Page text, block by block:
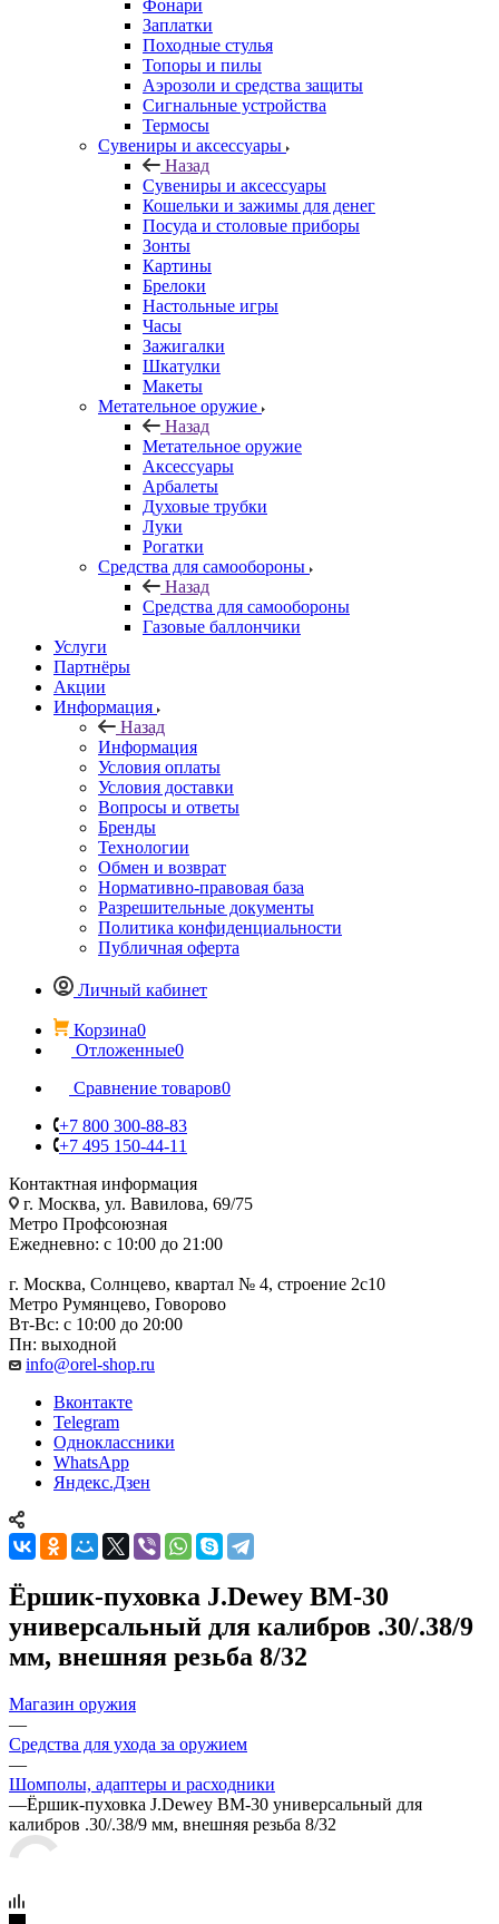
Фонари
Заплатки
Походные стулья
Топоры и пилы
Аэрозоли и средства защиты
Сигнальные устройства
Термосы
Сувениры и аксессуары
Назад
Сувениры и аксессуары
Кошельки и зажимы для денег
Посуда и столовые приборы
Зонты
Картины
Брелоки
Настольные игры
Часы
Зажигалки
Шкатулки
Макеты
Метательное оружие
Назад
Метательное оружие
Аксессуары
Арбалеты
Духовые трубки
Луки
Рогатки
Средства для самообороны
Назад
Средства для самообороны
Газовые баллончики
Услуги
Партнёры
Акции
Информация
Назад
Информация
Условия оплаты
Условия доставки
Вопросы и ответы
Бренды
Технологии
Обмен и возврат
Нормативно-правовая база
Разрешительные документы
Политика конфиденциальности
Публичная оферта
Личный кабинет
Корзина0
Отложенные0
Сравнение товаров0
+7 800 300-88-83
+7 495 150-44-11
Контактная информация
г. Москва, ул. Вавилова, 69/75
Метро Профсоюзная
Ежедневно: с 10:00 до 21:00
г. Москва, Солнцево, квартал № 4, строение 2с10
Метро Румянцево, Говорово
Вт-Вс: с 10:00 до 20:00
Пн: выходной
info@orel-shop.ru
Вконтакте
Telegram
Одноклассники
WhatsApp
Яндекс.Дзен
Ёршик-пуховка J.Dewey BM-30
универсальный для калибров .30/.38/9
мм, внешняя резьба 8/32
Магазин оружия
—
Средства для ухода за оружием
—
Шомполы, адаптеры и расходники
—Ёршик-пуховка J.Dewey BM-30 универсальный для
калибров .30/.38/9 мм, внешняя резьба 8/32